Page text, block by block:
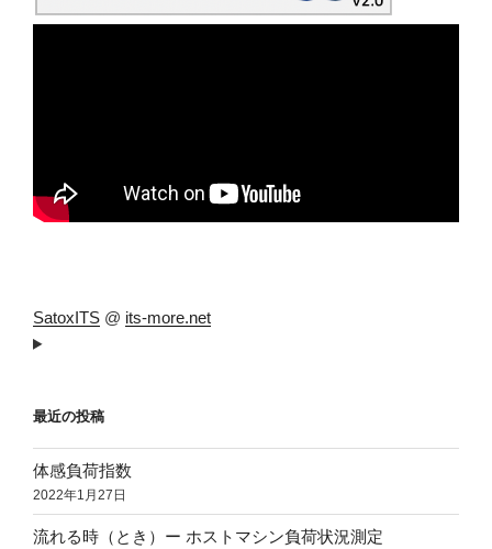
SatoxITS @ its-more.net
最近の投稿
体感負荷指数
2022年1月27日
流れる時（とき）ー ホストマシン負荷状況測定